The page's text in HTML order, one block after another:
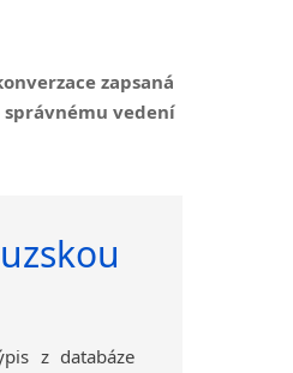
zapsaná
správnému vedení
z databáze